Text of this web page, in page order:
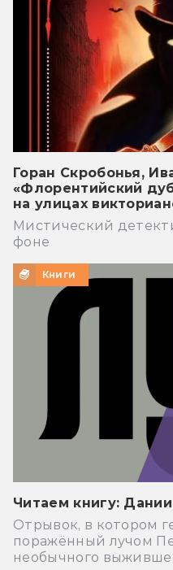
Горан Скробонья,
«Флорентийский
на улицах
Мистический
фоне
Книги
Читаем книгу:
Отрывок, в котором
поражённый лучом
необычного